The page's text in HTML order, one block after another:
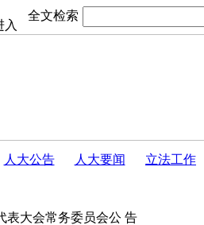
入
全文检索
人大公告 人大要闻 立法工作
大会常务委员会公 告［十...